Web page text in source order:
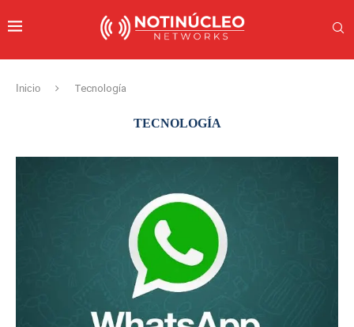
Inicio Tecnología
TECNOLOGÍA